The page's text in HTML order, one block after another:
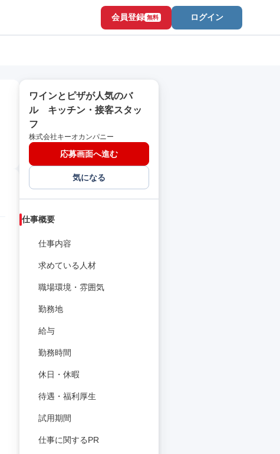
会員登録 無料 ログイン
ワインとピザが人気のバ
ル キッチン・接客スタッ
フ
株式会社キーオカンパニー
応募画面へ進む
気になる
仕事概要
仕事内容
求めている人材
職場環境・雰囲気
勤務地
給与
勤務時間
休日・休暇
待遇・福利厚生
試用期間
仕事に関するPR